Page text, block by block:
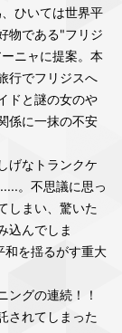
ひいては世界平
物である"フリジ
ニャに提案。本
行でフリジスへ
ドと謎の女のや
係に一抹の不安
げなトランクケ
。不思議に思っ
しまい、驚いた
込んでしま
和を揺るがす重大
ングの連続！！
されてしまった